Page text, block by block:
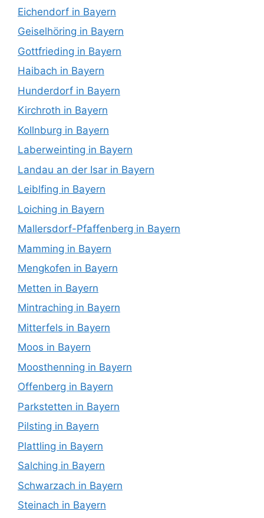
Eichendorf in Bayern
Geiselhöring in Bayern
Gottfrieding in Bayern
Haibach in Bayern
Hunderdorf in Bayern
Kirchroth in Bayern
Kollnburg in Bayern
Laberweinting in Bayern
Landau an der Isar in Bayern
Leiblfing in Bayern
Loiching in Bayern
Mallersdorf-Pfaffenberg in Bayern
Mamming in Bayern
Mengkofen in Bayern
Metten in Bayern
Mintraching in Bayern
Mitterfels in Bayern
Moos in Bayern
Moosthenning in Bayern
Offenberg in Bayern
Parkstetten in Bayern
Pilsting in Bayern
Plattling in Bayern
Salching in Bayern
Schwarzach in Bayern
Steinach in Bayern